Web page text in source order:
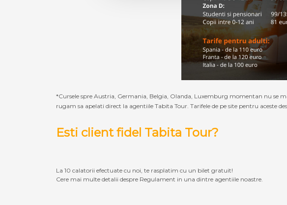
*Cursele spre Austria, Germania, Belgia, Olanda, Luxemburg momentan nu se
rugam sa apelati direct la agentiile Tabita Tour. Tarifele de pe site pentru aceste
Esti client fidel Tabita Tour?
La 10 calatorii efectuate cu noi, te rasplatim cu un bilet gratuit!
Cere mai multe detalii despre Regulament in una dintre agentiile noastre.